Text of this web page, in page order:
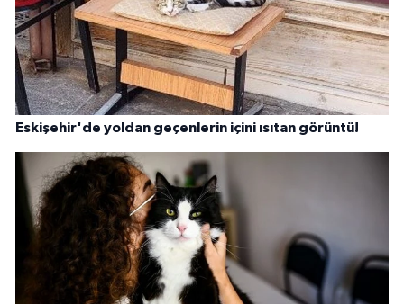
Eskişehir'de yoldan geçenlerin içini ısıtan görüntü!